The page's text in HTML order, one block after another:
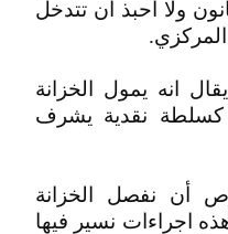
ولا أحبذ أن تتدخل
انه يمول الخزانة
كسلطة نقدية يشرف
أن نفصل الخزانة
اجراءات نسير فيها